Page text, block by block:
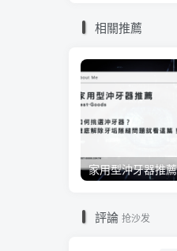
相關推薦
評論 抢沙发